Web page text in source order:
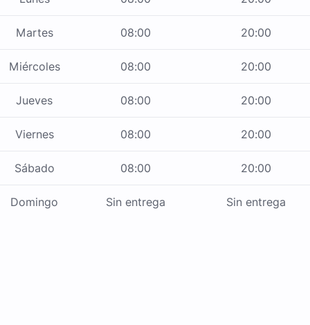
Martes 08:00 20:00
Miércoles 08:00 20:00
Jueves 08:00 20:00
Viernes 08:00 20:00
Sábado 08:00 20:00
Domingo Sin entrega Sin entrega